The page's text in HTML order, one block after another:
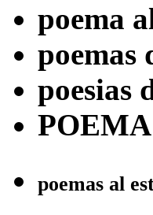
poema
poemas
poesias
poemas al